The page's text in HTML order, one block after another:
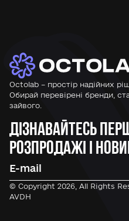
Octolab – простір надійних
Обирай перевірені бренди,
зайвого.
Дізнавайтесь
розпродажі і
© Copyright 2026, All Rights
AVDH